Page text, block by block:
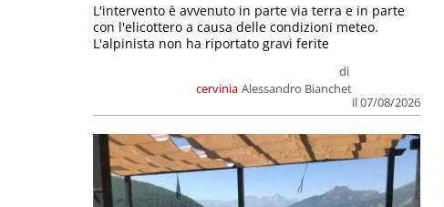
cervinia
di
Alessandro Bianchet
il 07/08/2026
L'intervento è avvenuto in parte via terra e in parte
con l'elicottero a causa delle condizioni meteo.
L'alpinista non ha riportato gravi ferite